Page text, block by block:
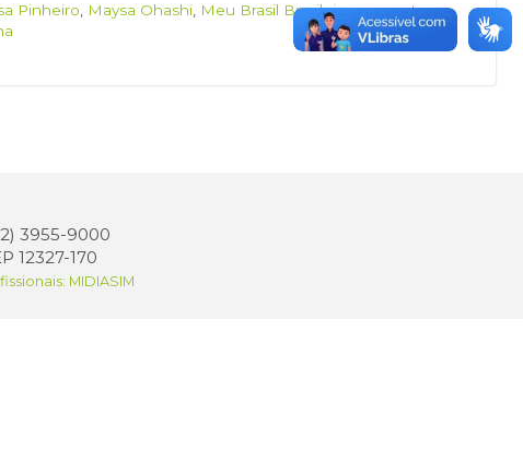
Pinheiro Maysa Ohashi Meu Brasil Brasileiro,orquestra
3955-9000
12327-170
MIDIASIM